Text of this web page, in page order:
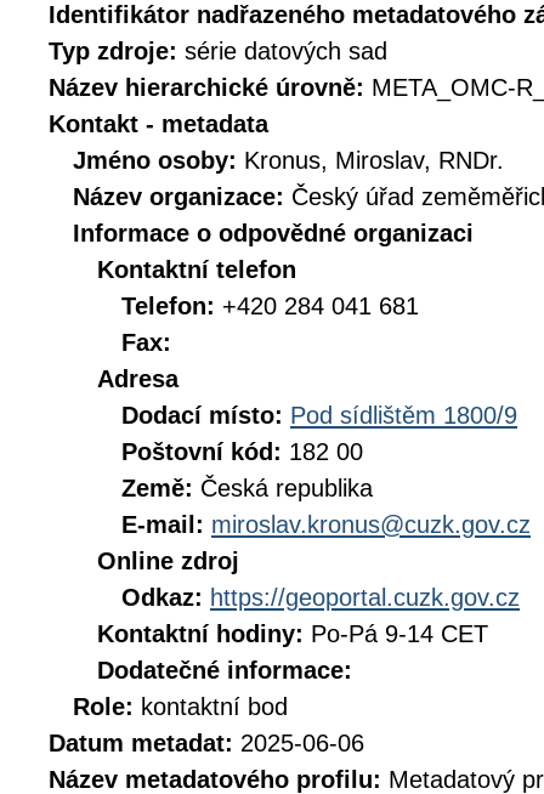
Identifikátor nadřazeného metadatového
Typ zdroje: série datových sad
Název hierarchické úrovně: META_OMC-
Kontakt - metadata
Jméno osoby: Kronus, Miroslav, RNDr.
Název organizace: Český úřad
Informace o odpovědné organizaci
Kontaktní telefon
Telefon: +420 284 041 681
Fax:
Adresa
Dodací místo: Pod sídlištěm 1800/9
Poštovní kód: 182 00
Země: Česká republika
E-mail: miroslav.kronus@cuzk.gov.cz
Online zdroj
Odkaz: https://geoportal.cuzk.gov.cz
Kontaktní hodiny: Po-Pá 9-14 CET
Dodatečné informace:
Role: kontaktní bod
Datum metadat: 2025-06-06
Název metadatového profilu: Metadatový